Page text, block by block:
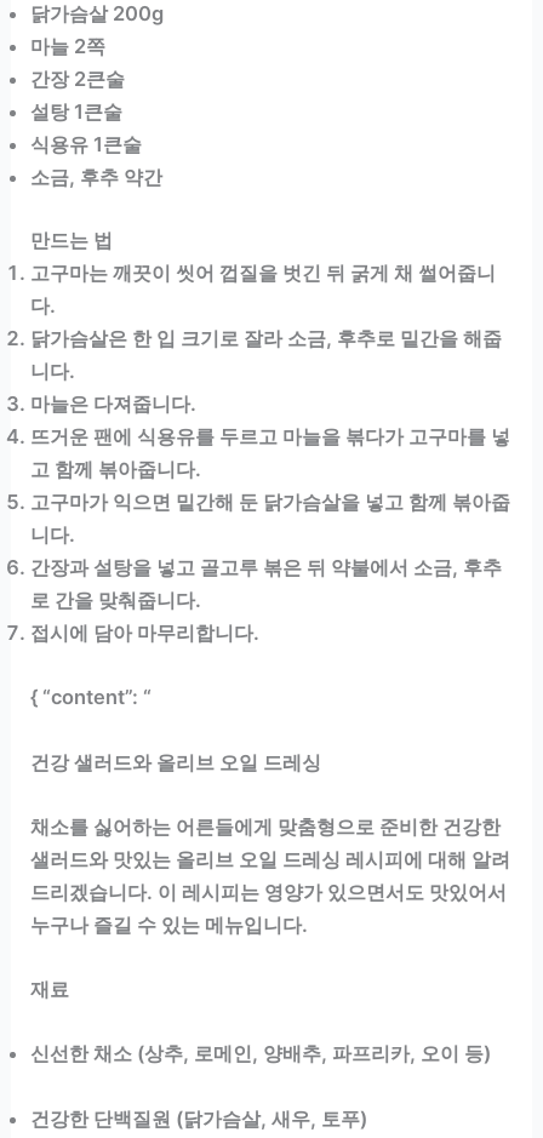
닭가슴살 200g
마늘 2쪽
간장 2큰술
설탕 1큰술
식용유 1큰술
소금, 후추 약간
만드는 법
고구마는 깨끗이 씻어 껍질을 벗긴 뒤 굵게 채 썰어줍니
다.
닭가슴살은 한 입 크기로 잘라 소금, 후추로 밑간을 해줍
니다.
마늘은 다져줍니다.
뜨거운 팬에 식용유를 두르고 마늘을 볶다가 고구마를 넣
고 함께 볶아줍니다.
고구마가 익으면 밑간해 둔 닭가슴살을 넣고 함께 볶아줍
니다.
간장과 설탕을 넣고 골고루 볶은 뒤 약불에서 소금, 후추
로 간을 맞춰줍니다.
접시에 담아 마무리합니다.
{ “content”: “
건강 샐러드와 올리브 오일 드레싱
채소를 싫어하는 어른들에게 맞춤형으로 준비한 건강한
샐러드와 맛있는 올리브 오일 드레싱 레시피에 대해 알려
드리겠습니다. 이 레시피는 영양가 있으면서도 맛있어서
누구나 즐길 수 있는 메뉴입니다.
재료
신선한 채소 (상추, 로메인, 양배추, 파프리카, 오이 등)
건강한 단백질원 (닭가슴살, 새우, 토푸)